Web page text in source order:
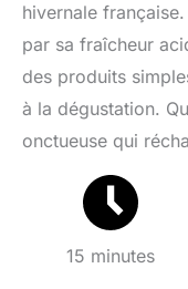
hivernale
par sa fraîcheur
des produits
à la dégustation.
onctueuse qui
15 minutes